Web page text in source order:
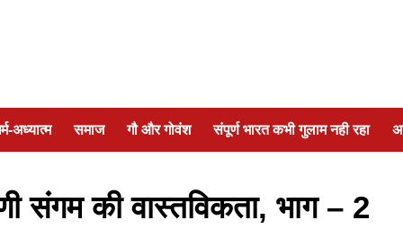
अध्यात्म समाज गौ और गोवंश संपूर्ण भारत कभी गुलाम नही रहा
संगम की वास्तविकता, भाग – 2